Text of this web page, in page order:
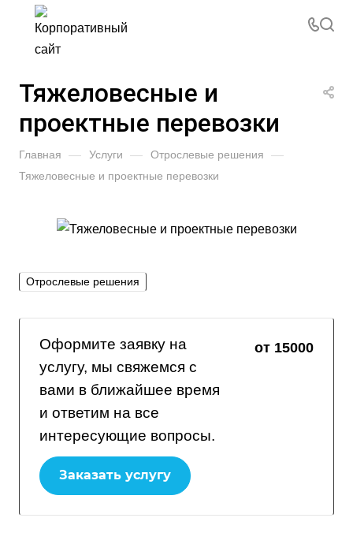
Тяжеловесные и
проектные перевозки
Главная — Услуги — Отрослевые решения —
Тяжеловесные и проектные перевозки
Отрослевые решения
Оформите заявку на
услугу, мы свяжемся с
вами в ближайшее время
и ответим на все
интересующие вопросы.
от 15000
Заказать услугу